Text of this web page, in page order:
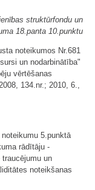
struktūrfondu un
18.panta 10.punktu
noteikumos Nr.681
un nodarbinātība"
vērtēšanas
134.nr.; 2010, 6.,
5.punktā
rādītāju -
un
noteikšanas